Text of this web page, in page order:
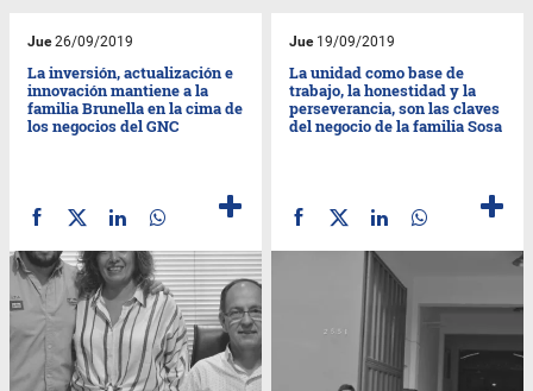
Jue26/09/2019
La inversión, actualización e
innovación mantiene a la
familia Brunella en la cima de
los negocios del GNC
Jue19/09/2019
La unidad como base de
trabajo, la honestidad y la
perseverancia, son las claves
del negocio de la familia Sosa